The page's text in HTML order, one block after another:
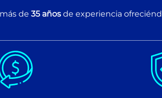
de 35 años de experiencia